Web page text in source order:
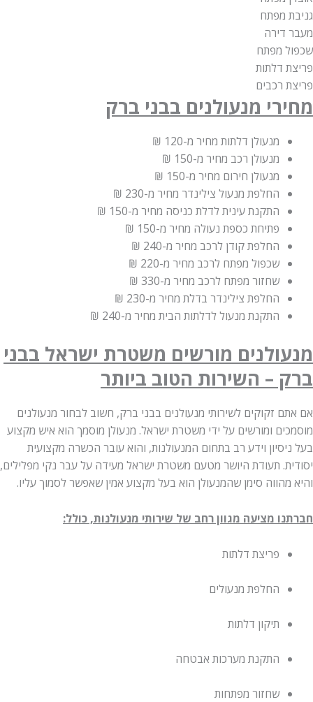
גניבת מפתח
מעבר דירה
שכפול מפתח
פריצת דלתות
פריצת רכבים
מחירי מנעולנים בבני ברק
מנעולן דלתות מחיר מ-120 ₪
מנעולן רכב מחיר מ-150 ₪
מנעולן חירום מחיר מ-150 ₪
החלפת מנעול צילינדר מחיר מ-230 ₪
התקנת עינית לדלת כניסה מחיר מ-150 ₪
פתיחת כספת נעולה מחיר מ-150 ₪
החלפת קודן לרכב מחיר מ-240 ₪
שכפול מפתח לרכב מחיר מ-220 ₪
שחזור מפתח לרכב מחיר מ-330 ₪
החלפת צילינדר בדלת מחיר מ-230 ₪
התקנת מנעול לדלתות הבית מחיר מ-240 ₪
מנעולנים מורשים משטרת ישראל בבני
ברק – השירות הטוב ביותר
אם אתם זקוקים לשירותי מנעולנים בבני ברק, חשוב לבחור מנעולנים
מוסמכים ומורשים על ידי משטרת ישראל. מנעולן מוסמך הוא איש מקצוע
בעל ניסיון וידע רב בתחום המנעולנות, והוא עובר הכשרה מקצועית
יסודית. תעודת היושר מטעם משטרת ישראל מעידה על עבר נקי מפלילים,
והיא מהווה סימן שהמנעולן הוא בעל מקצוע אמין שאפשר לסמוך עליו.
חברתנו מציעה מגוון רחב של שירותי מנעולנות, כולל:
פריצת דלתות
החלפת מנעולים
תיקון דלתות
התקנת מערכות אבטחה
שחזור מפתחות